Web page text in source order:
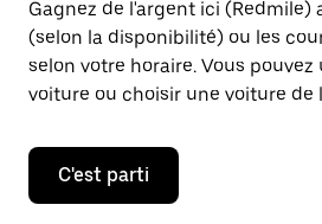
Gagnez de l'argent ici (Redmile)
(selon la disponibilité) ou les
selon votre horaire. Vous
voiture ou choisir une voiture de
C'est parti